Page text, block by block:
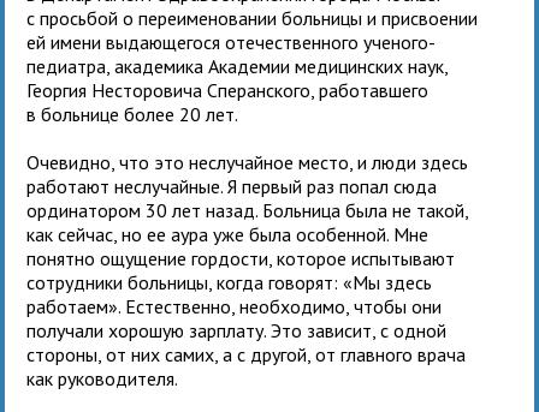
с просьбой о переименовании больницы и присвоении
ей имени выдающегося отечественного ученого-
педиатра, академика Академии медицинских наук,
Георгия Несторовича Сперанского, работавшего
в больнице более 20 лет.
Очевидно, что это неслучайное место, и люди здесь
работают неслучайные. Я первый раз попал сюда
ординатором 30 лет назад. Больница была не такой,
как сейчас, но ее аура уже была особенной. Мне
понятно ощущение гордости, которое испытывают
сотрудники больницы, когда говорят: «Мы здесь
работаем». Естественно, необходимо, чтобы они
получали хорошую зарплату. Это зависит, с одной
стороны, от них самих, а с другой, от главного врача
как руководителя.